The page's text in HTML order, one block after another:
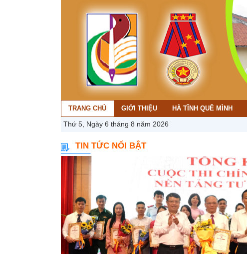
TRANG CHỦ GIỚI THIỆU HÀ TĨNH QUÊ MÌNH
Thứ 5, Ngày 6 tháng 8 năm 2026
TIN TỨC NỔI BẬT